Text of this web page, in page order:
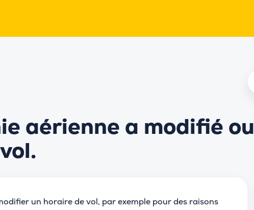
aérienne a modifié ou
un horaire de vol, par exemple pour des raisons